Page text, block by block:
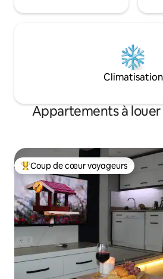
Climatisation
Appartements à louer
Coup de cœur voyageurs parmi les
Coup de cœur voyageurs